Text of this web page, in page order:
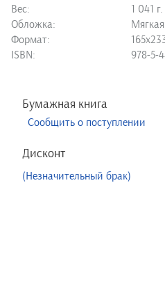
Вес:
1 041 г.
Обложка:
Формат:
ISBN:
978-5-
Бумажная книга
Сообщить о поступлении
Дисконт
(Незначительный брак)